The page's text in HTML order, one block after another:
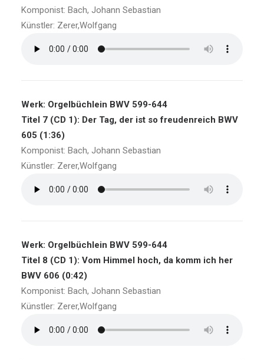
Komponist: Bach, Johann Sebastian
Künstler: Zerer,Wolfgang
Werk: Orgelbüchlein BWV 599-644
Titel 7 (CD 1): Der Tag, der ist so freudenreich BWV
605 (1:36)
Komponist: Bach, Johann Sebastian
Künstler: Zerer,Wolfgang
Werk: Orgelbüchlein BWV 599-644
Titel 8 (CD 1): Vom Himmel hoch, da komm ich her
BWV 606 (0:42)
Komponist: Bach, Johann Sebastian
Künstler: Zerer,Wolfgang